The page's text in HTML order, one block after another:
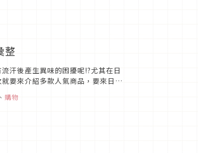
整
汗後產生異味的困擾呢!?尤其在日
要來介紹多款人氣商品，要來日本
、 購物